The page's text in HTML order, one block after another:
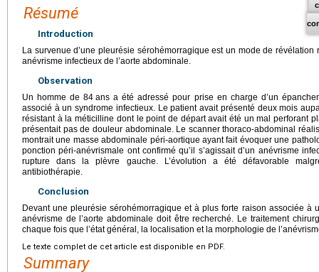
Résumé
Introduction
La survenue d’une pleurésie sérohémorragique est un mode de révélation
anévrisme infectieux de l’aorte abdominale.
Observation
Un homme de 84 ans a été adressé pour prise en charge d’un
associé à un syndrome infectieux. Le patient avait présenté deux mois
résistant à la méticilline dont le point de départ avait été un mal perforant
présentait pas de douleur abdominale. Le scanner thoraco-abdominal
montrait une masse abdominale péri-aortique ayant fait évoquer une
ponction péri-anévrismale ont confirmé qu’il s’agissait d’un anévrisme
rupture dans la plèvre gauche. L’évolution a été défavorable
antibiothérapie.
Conclusion
Devant une pleurésie sérohémorragique et à plus forte raison associée à
anévrisme de l’aorte abdominale doit être recherché. Le traitement
chaque fois que l’état général, la localisation et la morphologie de
Le texte complet de cet article est disponible en PDF.
Summary